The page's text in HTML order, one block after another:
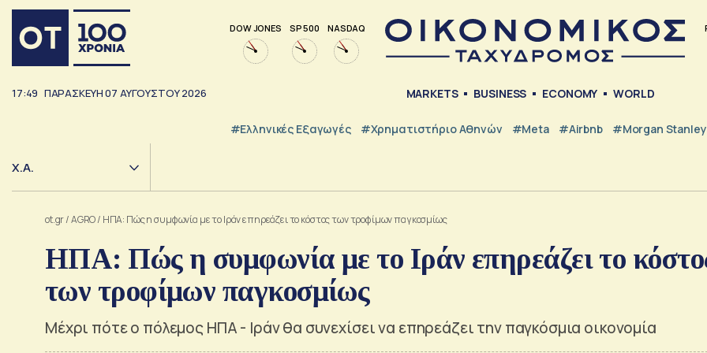
DOW JONES SP 500 NASDAQ
17:49 ΠΑΡΑΣΚΕΥΗ07 ΑΥΓΟΥΣΤΟΥ2026 MARKETS BUSINESS ECONOMY WORLD
#Ελληνικές Εξαγωγές #Χρηματιστήριο Αθηνών #Meta #Airbnb #Morgan Stanley
Χ.Α.
ot.gr/AGRO/ ΗΠΑ: Πώς η συμφωνία με το Ιράν επηρεάζει το κόστος των τροφίμων παγκοσμίως
ΗΠΑ: Πώς η συμφωνία με το Ιράν επηρεάζει το
των τροφίμων παγκοσμίως
Μέχρι πότε ο πόλεμος ΗΠΑ - Ιράν θα συνεχίσει να επηρεάζει την παγκόσμια οικονομία